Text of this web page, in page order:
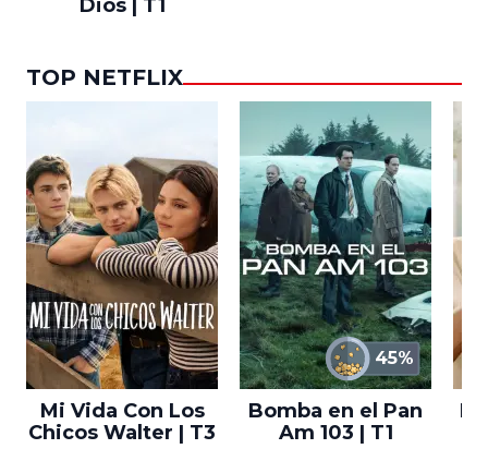
Dios | T1
TOP NETFLIX
Mi Vida Con Los
Chicos Walter | T3
45%
Bomba en el Pan
Am 103 | T1
El